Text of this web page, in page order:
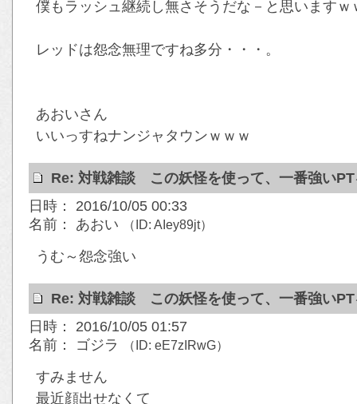
僕もラッシュ継続し無さそうだな－と思いますｗ
レッドは怨念無理ですね多分・・・。
あおいさん
いいっすねナンジャタウンｗｗｗ
Re: 対戦雑談 この妖怪を使って、一番強い
日時： 2016/10/05 00:33
名前： あおい
（ID: AIey89jt）
うむ～怨念強い
Re: 対戦雑談 この妖怪を使って、一番強い
日時： 2016/10/05 01:57
名前： ゴジラ
（ID: eE7zIRwG）
すみません
最近顔出せなくて